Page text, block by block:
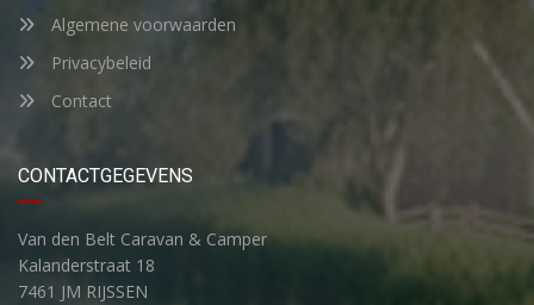
Algemene voorwaarden
Privacybeleid
Contact
CONTACTGEGEVENS
Van den Belt Caravan & Camper
Kalanderstraat 18
7461 JM RIJSSEN